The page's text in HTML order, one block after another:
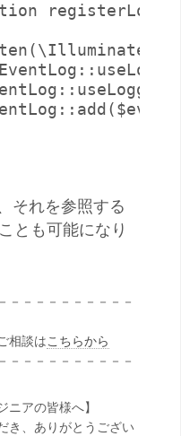
それを参照する
とも可能になり
－－－－－－－－－－
相談はこちらから
－－－－－－－－－－
ニアの皆様へ】
き、ありがとうござい